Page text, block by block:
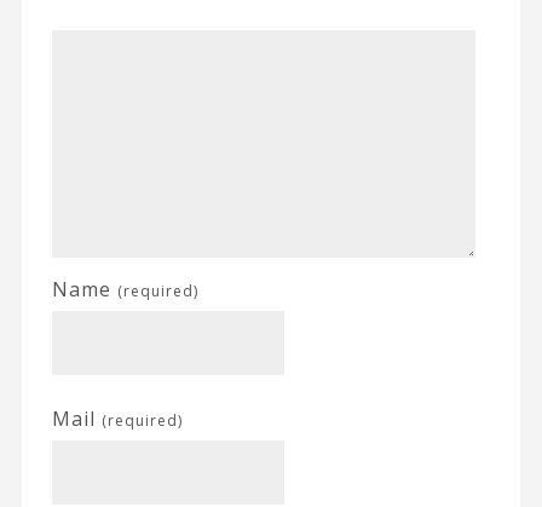
Name (required)
Mail (required)